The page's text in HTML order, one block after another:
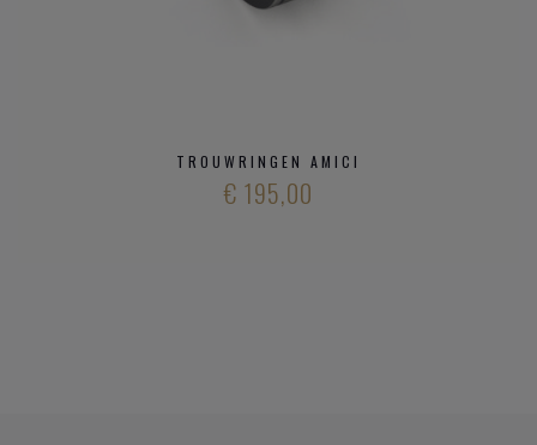
TROUWRINGEN AMICI
€ 195,00